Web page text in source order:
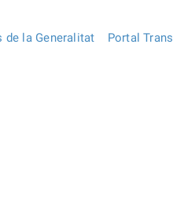
de la Generalitat Portal